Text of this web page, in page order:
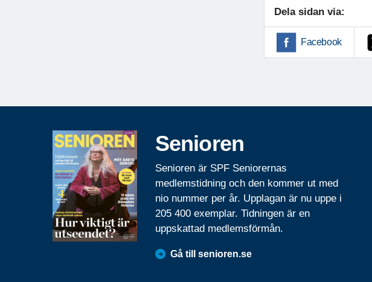
Dela sidan via:
Facebook
Senioren
Senioren är SPF Seniorernas
medlemstidning och den kommer ut med
nio nummer per år. Upplagan är nu uppe i
205 400 exemplar. Tidningen är en
uppskattad medlemsförmån.
Gå till senioren.se